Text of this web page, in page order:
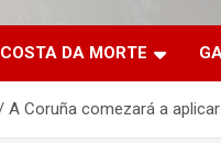
COSTA DA MORTE
A Coruña comezará a